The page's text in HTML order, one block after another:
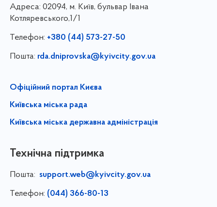
Адреса: 02094, м. Київ, бульвар Івана
Котляревського,1/1
Телефон: +380 (44) 573-27-50
Пошта: rda.dniprovska@kyivcity.gov.ua
Офіційний портал Києва
Київська міська рада
Київська міська державна адміністрація
Технічна підтримка
Пошта: support.web@kyivcity.gov.ua
Телефон: (044) 366-80-13